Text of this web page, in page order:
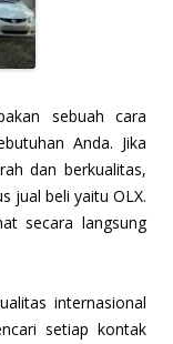
sebuah cara
Anda. Jika
dan berkualitas,
jual beli yaitu OLX.
secara langsung
internasional
setiap kontak